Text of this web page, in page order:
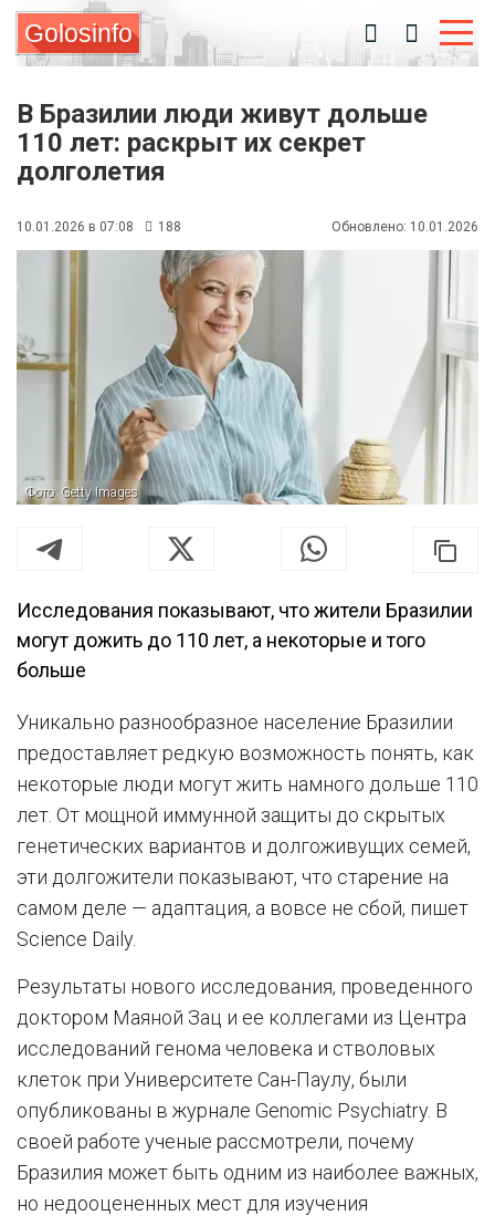
Golosinfo
В Бразилии люди живут дольше
110 лет: раскрыт их секрет
долголетия
10.01.2026 в 07:08 188 Обновлено: 10.01.2026
Фото: Getty Images
Исследования показывают, что жители Бразилии
могут дожить до 110 лет, а некоторые и того
больше
Уникально разнообразное население Бразилии
предоставляет редкую возможность понять, как
некоторые люди могут жить намного дольше 110
лет. От мощной иммунной защиты до скрытых
генетических вариантов и долгоживущих семей,
эти долгожители показывают, что старение на
самом деле — адаптация, а вовсе не сбой, пишет
Science Daily.
Результаты нового исследования, проведенного
доктором Маяной Зац и ее коллегами из Центра
исследований генома человека и стволовых
клеток при Университете Сан-Паулу, были
опубликованы в журнале Genomic Psychiatry. В
своей работе ученые рассмотрели, почему
Бразилия может быть одним из наиболее важных,
но недооцененных мест для изучения